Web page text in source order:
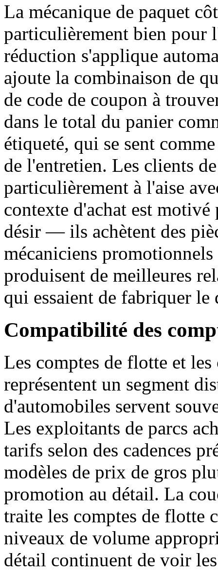
La mécanique de paquet
particulièrement bien pour
réduction s'applique
ajoute la combinaison de
de code de coupon à
dans le total du panier
étiqueté, qui se sent
de l'entretien. Les clients
particulièrement à l'aise
contexte d'achat est
désir — ils achètent des
mécaniciens
produisent de meilleures
qui essaient de fabriquer le
Compatibilité des
Les comptes de flotte et
représentent un segment
d'automobiles servent
Les exploitants de parcs
tarifs selon des cadences
modèles de prix de gros
promotion au détail. La
traite les comptes de flotte
niveaux de volume
détail continuent de voir